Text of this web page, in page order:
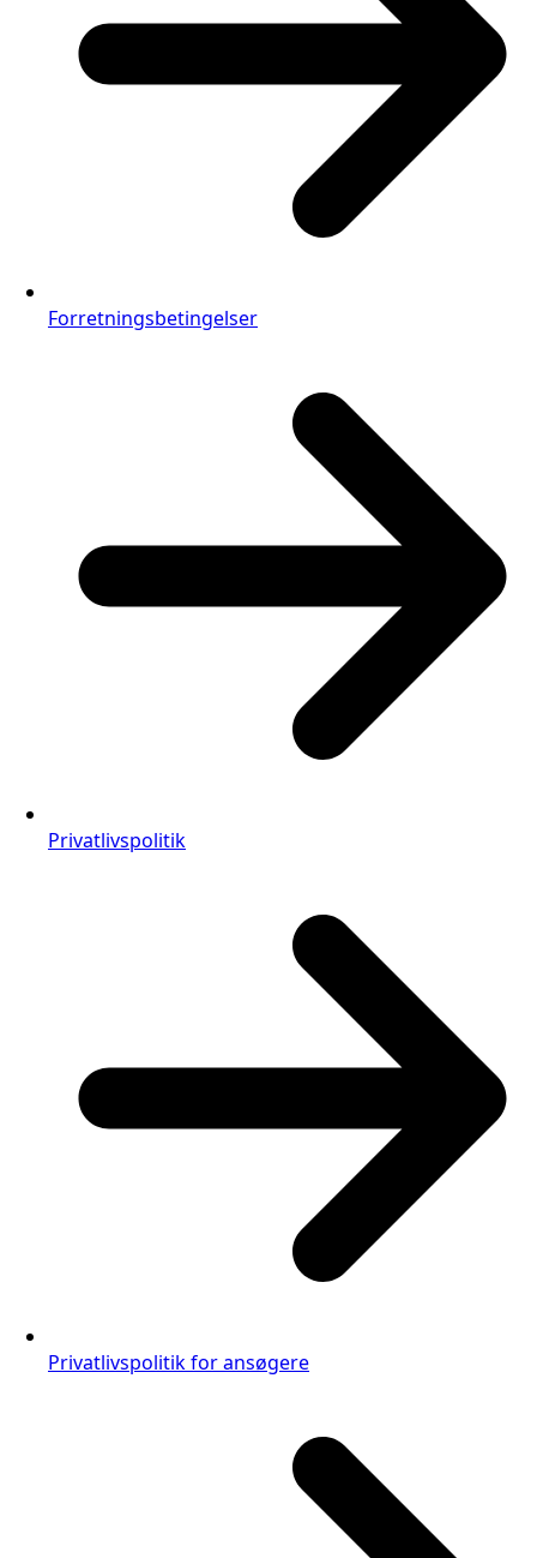
Forretningsbetingelser
Privatlivspolitik
Privatlivspolitik for ansøgere